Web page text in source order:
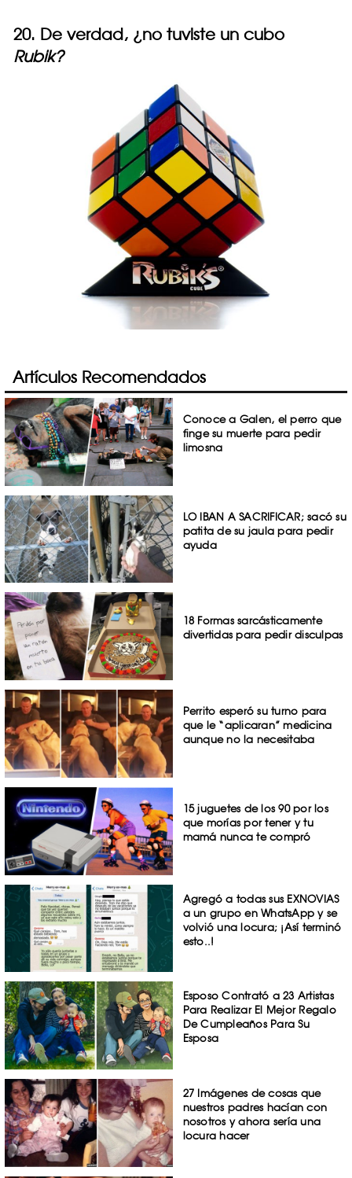
20. De verdad, ¿no tuviste un cubo
Rubik?
Artículos Recomendados
Conoce a Galen, el perro que
finge su muerte para pedir
limosna
LO IBAN A SACRIFICAR; sacó su
patita de su jaula para pedir
ayuda
18 Formas sarcásticamente
divertidas para pedir disculpas
Perrito esperó su turno para
que le “aplicaran” medicina
aunque no la necesitaba
15 juguetes de los 90 por los
que morías por tener y tu
mamá nunca te compró
Agregó a todas sus EXNOVIAS
a un grupo en WhatsApp y se
volvió una locura; ¡Así terminó
esto..!
Esposo Contrató a 23 Artistas
Para Realizar El Mejor Regalo
De Cumpleaños Para Su
Esposa
27 Imágenes de cosas que
nuestros padres hacían con
nosotros y ahora sería una
locura hacer